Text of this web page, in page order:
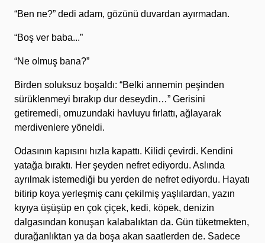
“Ben ne?” dedi adam, gözünü duvardan ayırmadan.
“Boş ver baba...”
“Ne olmuş bana?”
Birden soluksuz boşaldı: “Belki annemin peşinden
sürüklenmeyi bırakıp dur deseydin…” Gerisini
getiremedi, omuzundaki havluyu fırlattı, ağlayarak
merdivenlere yöneldi.
Odasının kapısını hızla kapattı. Kilidi çevirdi. Kendini
yatağa bıraktı. Her şeyden nefret ediyordu. Aslında
ayrılmak istemediği bu yerden de nefret ediyordu. Hayatı
bitirip koya yerleşmiş canı çekilmiş yaşlılardan, yazın
kıyıya üşüşüp en çok çiçek, kedi, köpek, denizin
dalgasından konuşan kalabalıktan da. Gün tüketmekten,
durağanlıktan ya da boşa akan saatlerden de. Sadece